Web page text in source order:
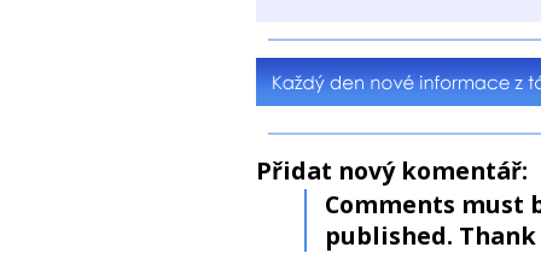
Přidat nový komentář:
Comments must
published. Thank